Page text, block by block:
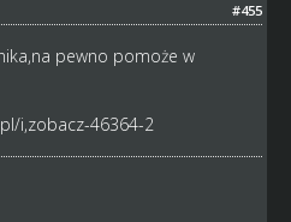
#455
pewno pomoże w
i,zobacz-46364-2